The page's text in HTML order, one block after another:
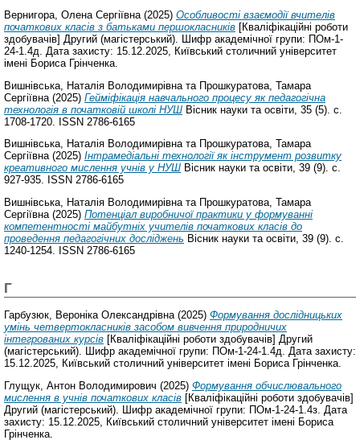
Вернигора, Олена Сергіївна (2025) Особливості взаємодії вчителів
початкових класів з батьками першокласників [Кваліфікаційні роботи
здобувачів] Другий (магістерський). Шифр академічної групи: ПОм-1-
24-1.4д. Дата захисту: 15.12.2025, Київський столичний університет
імені Бориса Грінченка.
Вишнівська, Наталія Володимирівна та Прошкуратова, Тамара
Сергіївна (2025) Гейміфікація навчального процесу як педагогічна
технологія в початковій школі НУШ Вісник науки та освіти, 35 (5). с.
1708-1720. ISSN 2786-6165
Вишнівська, Наталія Володимирівната Прошкуратова, Тамара
Сергіївна(2025) Інтрамедіальні технології як інструмент розвитку
креативного мислення учнів у НУШ Вісник науки та освіти, 39 (9). с.
927-935. ISSN 2786-6165
Вишнівська, Наталія Володимирівната Прошкуратова, Тамара
Сергіївна(2025) Потенціал виробничої практики у формуванні
компетентності майбутніх учителів початкових класів до
проведення педагогічних досліджень Вісник науки та освіти, 39 (9). с.
1240-1254. ISSN 2786-6165
Г
Гарбузюк, Вероніка Олександрівна(2025) Формування дослідницьких
умінь четвертокласників засобом вивчення природничих
інтегрованих курсів [Кваліфікаційні роботи здобувачів] Другий
(магістерський). Шифр академічної групи: ПОм-1-24-1.4д. Дата захисту:
15.12.2025, Київський столичний університет імені Бориса Грінченка.
Глущук, Антон Володимирович (2025) Формування обчислювального
мислення в учнів початкових класів [Кваліфікаційні роботи здобувачів]
Другий (магістерський). Шифр академічної групи: ПОм-1-24-1.4з. Дата
захисту: 15.12.2025, Київський столичний університет імені Бориса
Грінченка.